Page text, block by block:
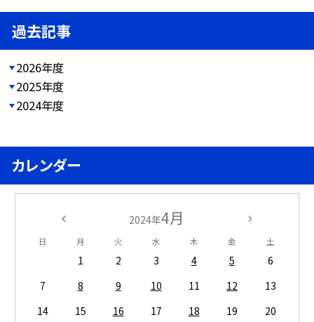
過去記事
2026年度
2025年度
2024年度
カレンダー
2024年4月
日 月 火 水 木 金 土
1 2 3 4 5
6
7
8 9 10 11 12
13
14
15 16 17 18 19
20